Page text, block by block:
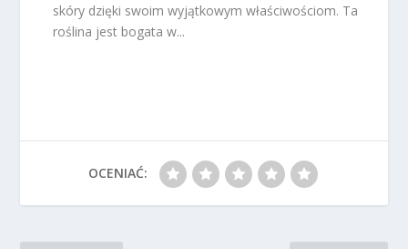
skóry dzięki swoim wyjątkowym właściwościom. Ta
roślina jest bogata w...
OCENIAĆ: